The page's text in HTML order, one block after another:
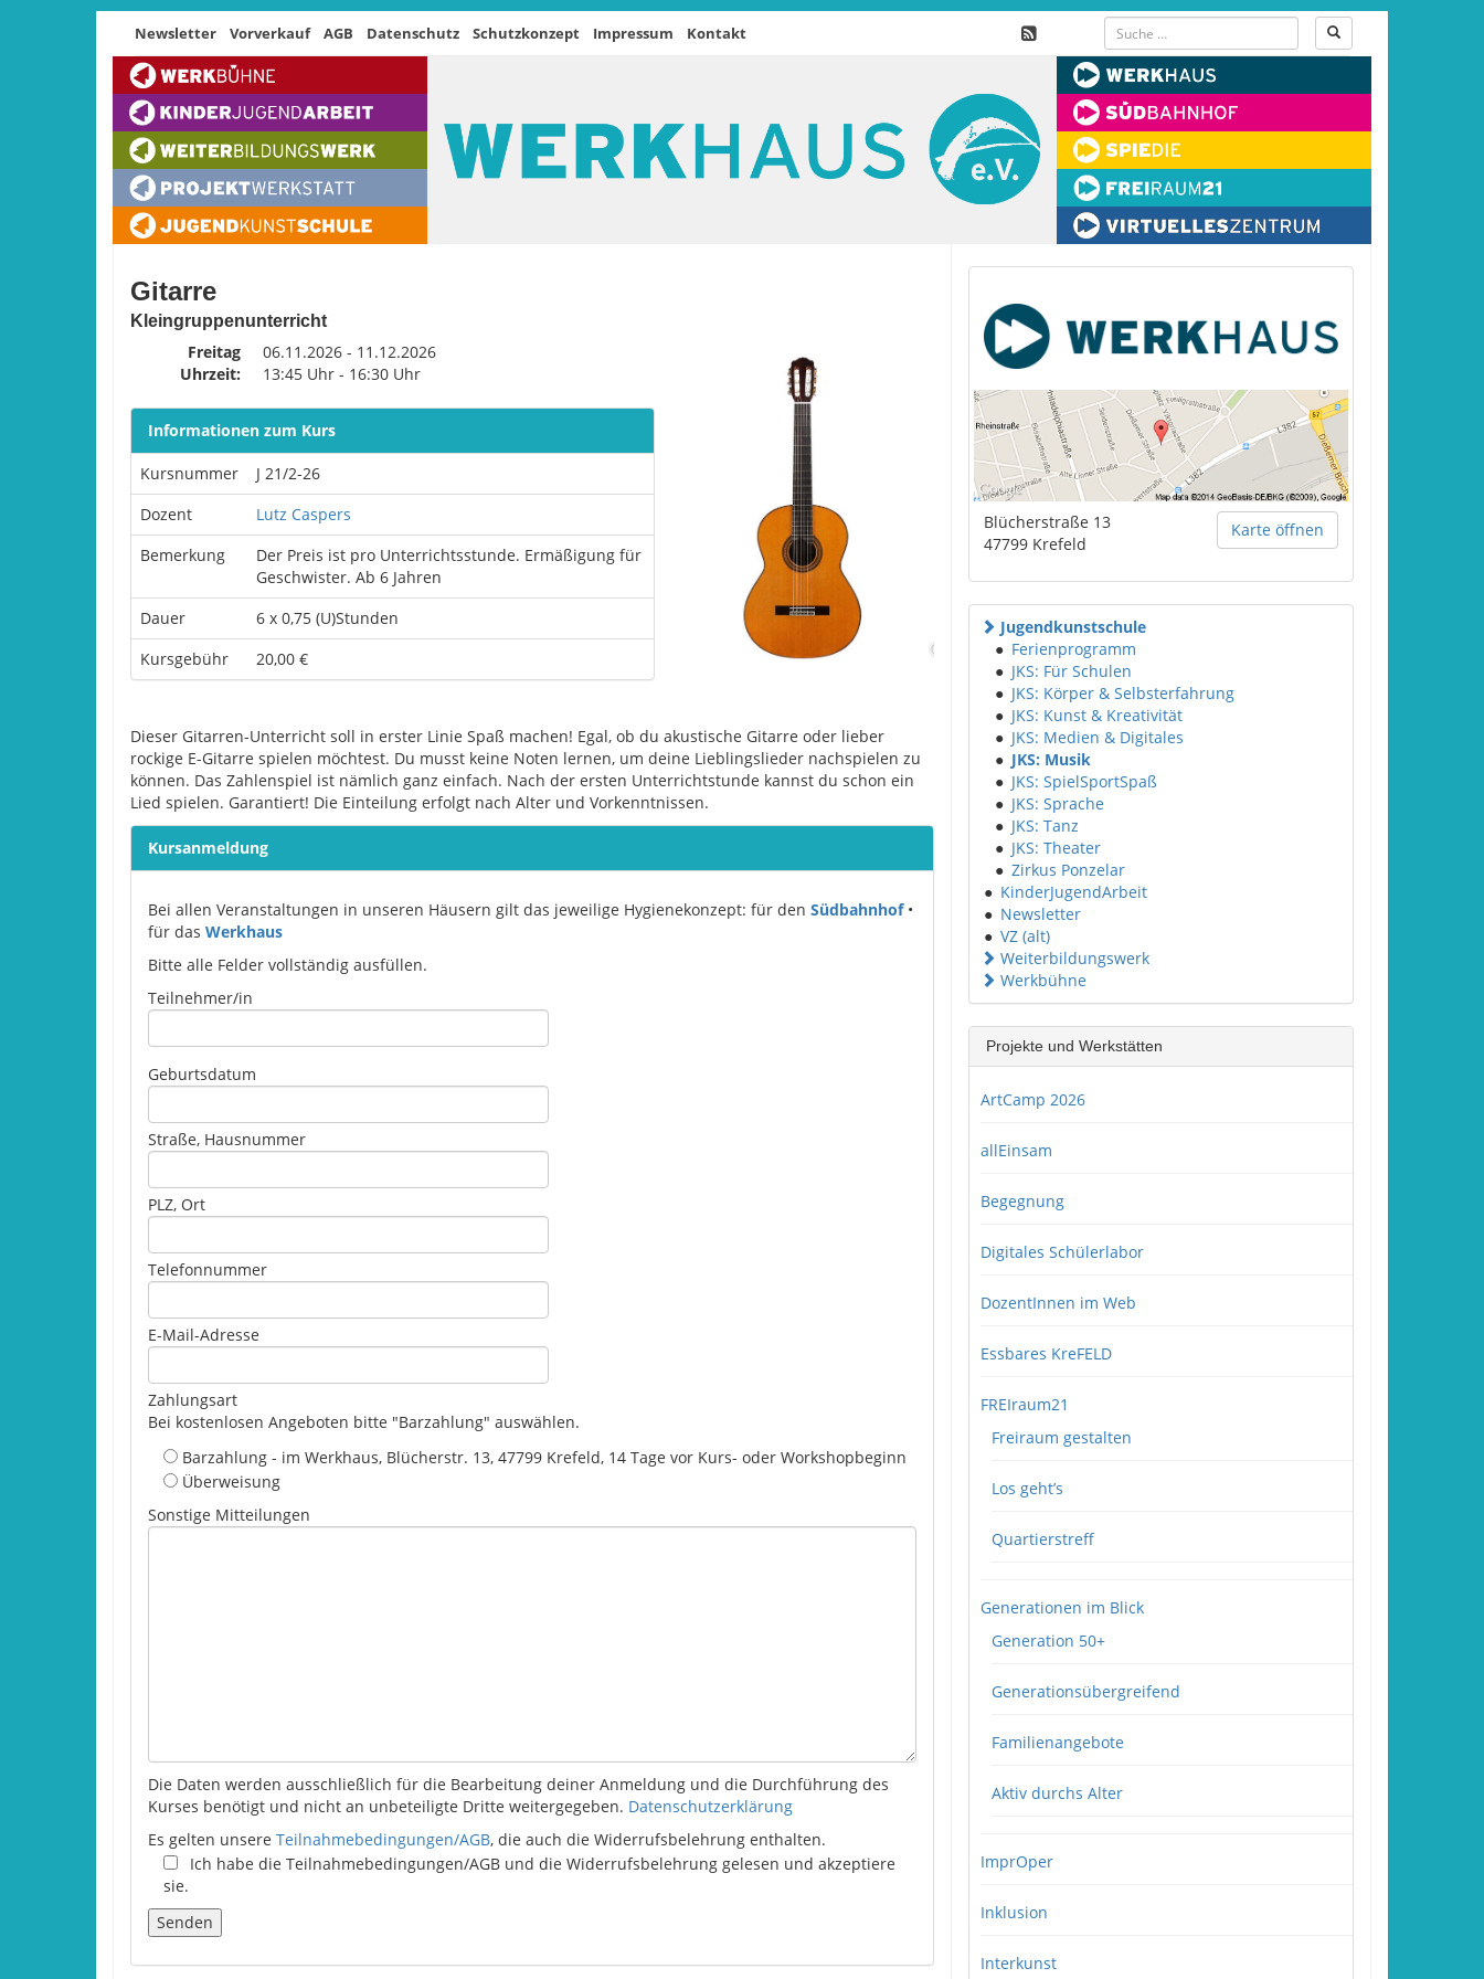
Newsletter Vorverkauf AGB Datenschutz Schutzkonzept Impressum Kontakt
Gitarre
Kleingruppenunterricht
Freitag
06.11.2026 - 11.12.2026
Uhrzeit:
13:45 Uhr - 16:30 Uhr
Informationen zum Kurs
Kursnummer
J 21/2-26
Dozent
Lutz Caspers
Bemerkung
Der Preis ist pro Unterrichtsstunde. Ermäßigung für
Geschwister. Ab 6 Jahren
Dauer
6 x 0,75 (U)Stunden
Kursgebühr
20,00 €
Dieser Gitarren-Unterricht soll in erster Linie Spaß machen! Egal, ob du akustische Gitarre oder lieber
rockige E-Gitarre spielen möchtest. Du musst keine Noten lernen, um deine Lieblingslieder nachspielen zu
können. Das Zahlenspiel ist nämlich ganz einfach. Nach der ersten Unterrichtstunde kannst du schon ein
Lied spielen. Garantiert! Die Einteilung erfolgt nach Alter und Vorkenntnissen.
Kursanmeldung
Bei allen Veranstaltungen in unseren Häusern gilt das jeweilige Hygienekonzept: für den Südbahnhof•
für das Werkhaus
Bitte alle Felder vollständig ausfüllen.
Teilnehmer/in
Geburtsdatum
Straße, Hausnummer
PLZ, Ort
Telefonnummer
E-Mail-Adresse
Zahlungsart
Bei kostenlosen Angeboten bitte "Barzahlung" auswählen.
Barzahlung - im Werkhaus, Blücherstr. 13, 47799 Krefeld, 14 Tage vor Kurs- oder Workshopbeginn
Überweisung
Sonstige Mitteilungen
Die Daten werden ausschließlich für die Bearbeitung deiner Anmeldung und die Durchführung des
Kurses benötigt und nicht an unbeteiligte Dritte weitergegeben. Datenschutzerklärung
Es gelten unsere Teilnahmebedingungen/AGB, die auch die Widerrufsbelehrung enthalten.
Ich habe die Teilnahmebedingungen/AGB und die Widerrufsbelehrung gelesen und akzeptiere
sie.
Karte öffnen
Blücherstraße 13
47799 Krefeld
Jugendkunstschule
● Ferienprogramm
● JKS: Für Schulen
● JKS: Körper & Selbsterfahrung
● JKS: Kunst & Kreativität
● JKS: Medien & Digitales
● JKS: Musik
● JKS: SpielSportSpaß
● JKS: Sprache
● JKS: Tanz
● JKS: Theater
● Zirkus Ponzelar
● KinderJugendArbeit
● Newsletter
● VZ (alt)
Weiterbildungswerk
Werkbühne
Projekte und Werkstätten
ArtCamp 2026
allEinsam
Begegnung
Digitales Schülerlabor
DozentInnen im Web
Essbares KreFELD
FREIraum21
Freiraum gestalten
Los geht’s
Quartierstreff
Generationen im Blick
Generation 50+
Generationsübergreifend
Familienangebote
Aktiv durchs Alter
ImprOper
Inklusion
Interkunst